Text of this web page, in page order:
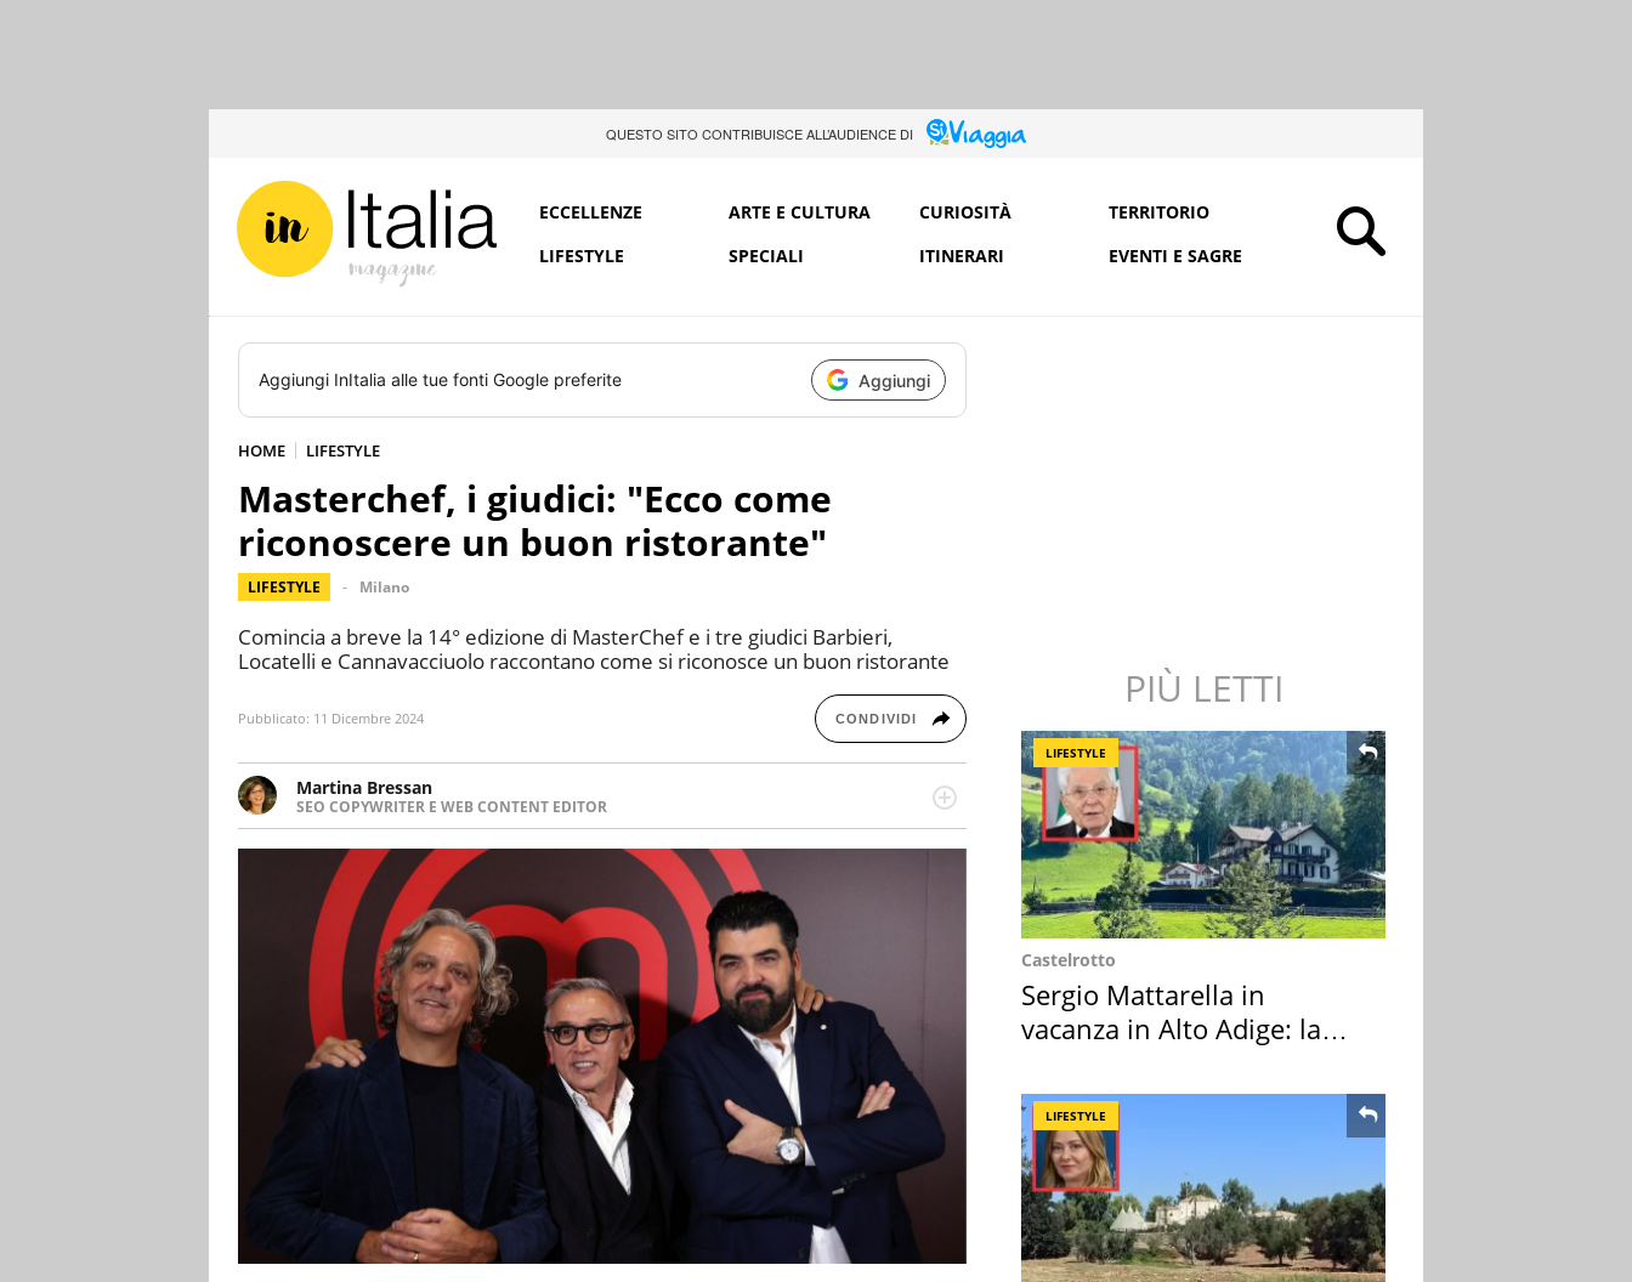
QUESTO SITO CONTRIBUISCE ALL’AUDIENCE DI
ECCELLENZE ARTE E CULTURA CURIOSITÀ
TERRITORIO
LIFESTYLE
SPECIALI ITINERARI EVENTI E SAGRE
Aggiungi InItalia alle tue fonti Google preferite Aggiungi
HOME LIFESTYLE
Masterchef, i giudici: "Ecco come
riconoscere un buon ristorante"
LIFESTYLE Milano
Comincia a breve la 14° edizione di MasterChef e i tre giudici Barbieri,
Locatelli e Cannavacciuolo raccontano come si riconosce un buon ristorante
Pubblicato: 11 Dicembre 2024 CONDIVIDI
Martina Bressan
SEO COPYWRITER E WEB CONTENT EDITOR
Appassionata di viaggi, di trail running e di yoga, ama scoprire nuovi posti e
nuove culture. Curiosa, determinata e intraprendente adora leggere ma
soprattutto scrivere.
PIÙ LETTI
LIFESTYLE
Castelrotto
Sergio Mattarella in
vacanza in Alto Adige: la
LIFESTYLE